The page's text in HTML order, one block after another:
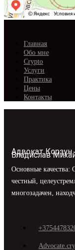
Главная
Обо мне
Crypto
Услуги
Практика
Цены
Контакты
Адвокат Корзун
Владислав
Основные качества:
честный,
многозадачен,